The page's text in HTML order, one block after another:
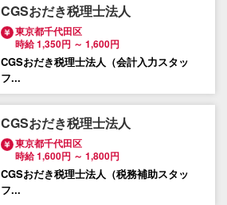
CGSおだき税理士法人
東京都千代田区
時給 1,350円 ～ 1,600円
CGSおだき税理士法人（会計入力スタッ
フ...
CGSおだき税理士法人
東京都千代田区
時給 1,600円 ～ 1,800円
CGSおだき税理士法人（税務補助スタッ
フ...